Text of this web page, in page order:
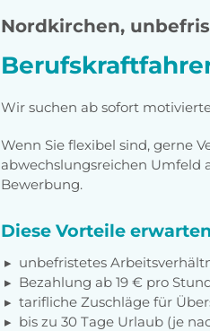
Nordkirchen,
Wir suchen ab sofort
Wenn Sie flexibel sind, gerne
abwechslungsreichen Umfeld
Bewerbung.
Diese Vorteile
unbefristetes
Bezahlung ab 19 € pro
tarifliche Zuschläge für
bis zu 30 Tage Urlaub (je